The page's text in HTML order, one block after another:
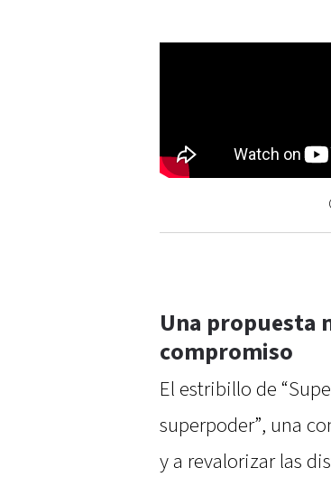
Una propuesta
compromiso
El estribillo de
superpoder”, una
y a revalorizar las